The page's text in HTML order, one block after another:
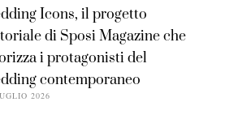
Icons, il progetto
di Sposi Magazine che
i protagonisti del
contemporaneo
2026